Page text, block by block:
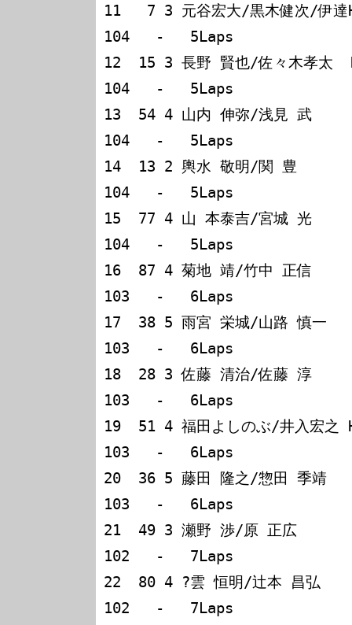
11   7 3 元谷宏大/黒木健次/伊
104   -   5Laps
12  15 3 長野 賢也/佐々木孝
104   -   5Laps
13  54 4 山内 伸弥/浅見 武
104   -   5Laps
14  13 2 輿水 敬明/関 豊
104   -   5Laps
15  77 4 山 本泰吉/宮城 光
104   -   5Laps
16  87 4 菊地 靖/竹中 正信
103   -   6Laps
17  38 5 雨宮 栄城/山路 慎一
103   -   6Laps
18  28 3 佐藤 清治/佐藤 淳
103   -   6Laps
19  51 4 福田よしのぶ/井入宏之
103   -   6Laps
20  36 5 藤田 隆之/惣田 季靖
103   -   6Laps
21  49 3 瀬野 渉/原 正広
102   -   7Laps
22  80 4 ?雲 恒明/辻本 昌弘
102   -   7Laps